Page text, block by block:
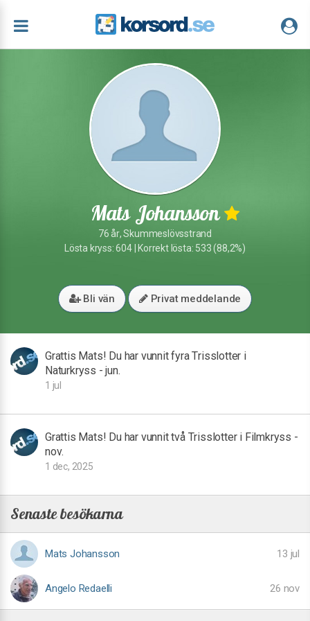
Mats Johansson
76 år, Skummeslövsstrand
Lösta kryss: 604 | Korrekt lösta: 533 (88,2%)
Bli vän Privat meddelande
Grattis Mats! Du har vunnit fyra Trisslotter i
Naturkryss - jun.
1 jul
Grattis Mats! Du har vunnit två Trisslotter i Filmkryss -
nov.
1 dec, 2025
Senaste besökarna
Mats Johansson 13 jul
Angelo Redaelli 26 nov